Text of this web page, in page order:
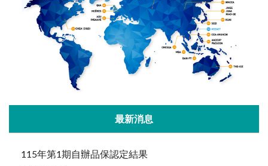
最新消息
115年第1期自辦品保認定結果